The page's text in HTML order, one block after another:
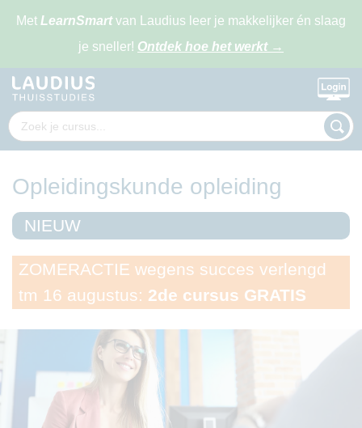
Met LearnSmartvan Laudius leer je makkelijker én slaag
je sneller! Ontdek hoe het werkt →
Opleidingskunde opleiding
NIEUW
ZOMERACTIE wegens succes verlengd
tm 16 augustus: 2de cursus GRATIS